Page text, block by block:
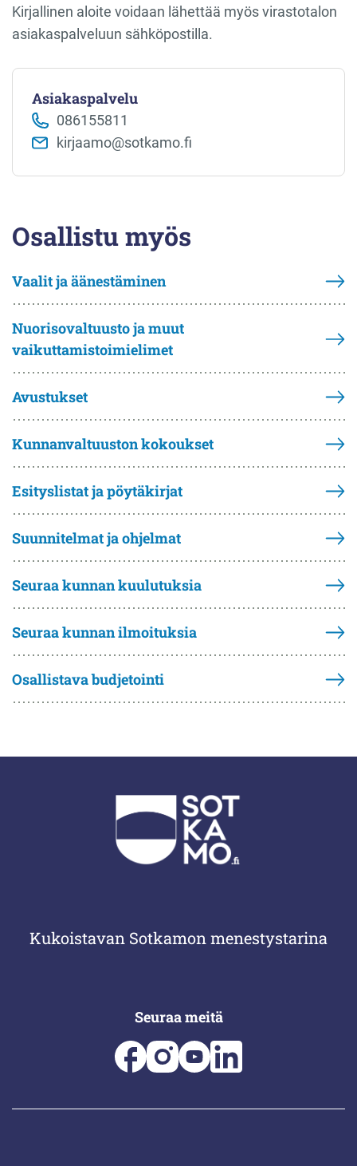
Kirjallinen aloite voidaan lähettää myös virastotalon
asiakaspalveluun sähköpostilla.
Asiakaspalvelu
086155811
kirjaamo@sotkamo.fi
Osallistu myös
Vaalit ja äänestäminen
Nuorisovaltuusto ja muut
vaikuttamistoimielimet
Avustukset
Kunnanvaltuuston kokoukset
Esityslistat ja pöytäkirjat
Suunnitelmat ja ohjelmat
Seuraa kunnan kuulutuksia
Seuraa kunnan ilmoituksia
Osallistava budjetointi
Kukoistavan Sotkamon menestystarina
Seuraa meitä